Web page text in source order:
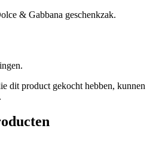
& Gabbana geschenkzak.
dit product gekocht hebben, kunnen